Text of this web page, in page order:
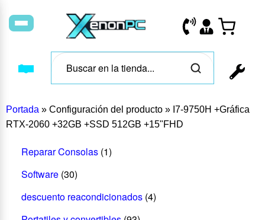
Portada » Configuración del producto » I7-9750H +Gráfica
RTX-2060 +32GB +SSD 512GB +15"FHD
Reparar Consolas (1)
Software (30)
descuento reacondicionados (4)